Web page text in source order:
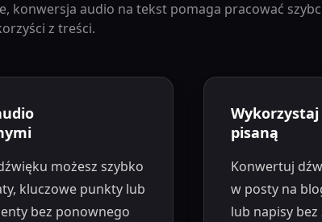
konwersja audio na tekst pomaga pracować
z treści.
możesz szybko
kluczowe punkty lub
bez ponownego
pisaną
Konwertuj
w posty na
lub napisy